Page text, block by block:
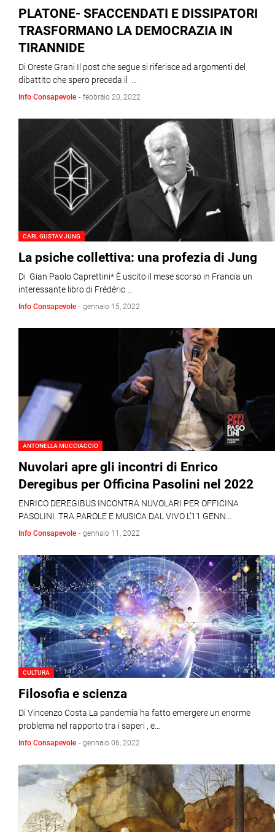
PLATONE- SFACCENDATI E DISSIPATORI
TRASFORMANO LA DEMOCRAZIA IN
TIRANNIDE
Di Oreste Grani Il post che segue si riferisce ad argomenti del
dibattito che spero preceda il …
Info Consapevole - febbraio 20, 2022
CARL GUSTAV JUNG
La psiche collettiva: una profezia di Jung
Di Gian Paolo Caprettini* È uscito il mese scorso in Francia un
interessante libro di Frédéric …
Info Consapevole - gennaio 15, 2022
ANTONELLA MUCCIACCIO
Nuvolari apre gli incontri di Enrico
Deregibus per Officina Pasolini nel 2022
ENRICO DEREGIBUS INCONTRA NUVOLARI PER OFFICINA
PASOLINI TRA PAROLE E MUSICA DAL VIVO L’11 GENN…
Info Consapevole - gennaio 11, 2022
CULTURA
Filosofia e scienza
Di Vincenzo Costa La pandemia ha fatto emergere un enorme
problema nel rapporto tra i saperi , e…
Info Consapevole - gennaio 06, 2022